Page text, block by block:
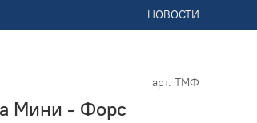
НОВОСТИ
арт. ТМФ
Мини - Форс